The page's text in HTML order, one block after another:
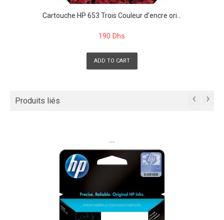
Cartouche HP 653 Trois Couleur d'encre ori...
190 Dhs
ADD TO CART
Produits liés ‹ ›
```